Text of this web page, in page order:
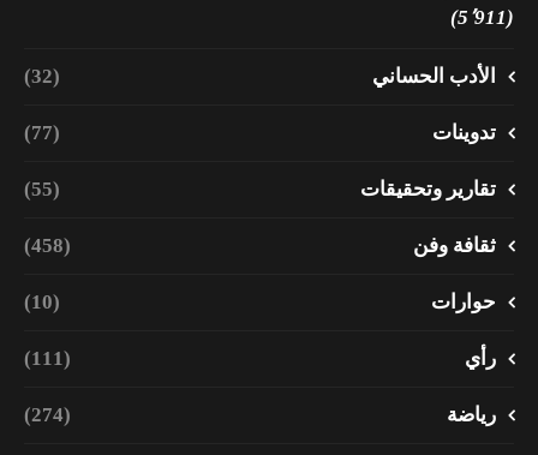
(5٬911)
الأدب الحساني (32)
تدوينات (77)
تقارير وتحقيقات (55)
ثقافة وفن (458)
حوارات (10)
رأي (111)
رياضة (274)